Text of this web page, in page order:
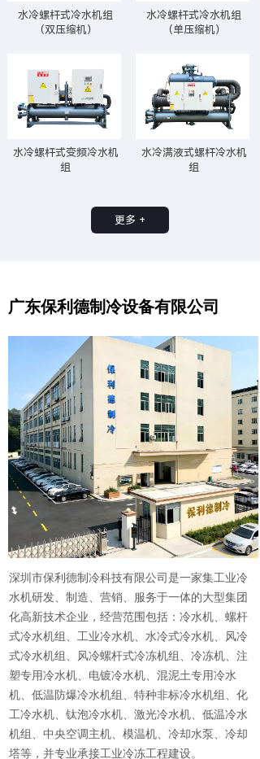
水冷螺杆式冷水机组
（双压缩机）
水冷螺杆式冷水机组
（单压缩机）
水冷螺杆式变频冷水机
组
水冷满液式螺杆冷水机
组
更多 +
深圳市保利德制冷科技有限公司是一家集工业冷
水机研发、制造、营销、服务于一体的大型集团
化高新技术企业，经营范围包括：冷水机、螺杆
式冷水机组、工业冷水机、水冷式冷水机、风冷
式冷水机组、风冷螺杆式冷冻机组、冷冻机、注
塑专用冷水机、电镀冷水机、混泥土专用冷水
机、低温防爆冷水机组、特种非标冷水机组、化
工冷水机、钛泡冷水机、激光冷水机、低温冷水
机组、中央空调主机、模温机、冷却水泵、冷却
塔等，并专业承接工业冷冻工程建设。
广东保利德制冷设备有限公司